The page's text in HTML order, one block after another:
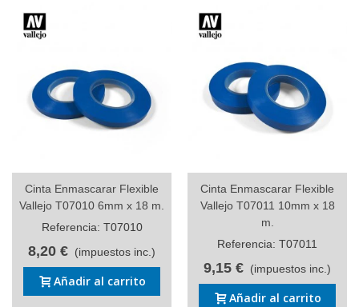
Cinta Enmascarar Flexible
Vallejo T07010 6mm x 18 m.
Referencia: T07010
8,20 € (impuestos inc.)
Añadir al carrito
Cinta Enmascarar Flexible
Vallejo T07011 10mm x 18
m.
Referencia: T07011
9,15 € (impuestos inc.)
Añadir al carrito